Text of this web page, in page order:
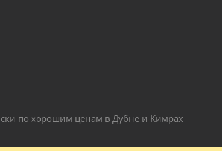
по хорошим ценам в Дубне и Кимрах